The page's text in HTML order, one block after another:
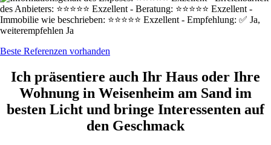
Beste Referenzen vorhanden
Ich präsentiere auch Ihr Haus oder Ihre
Wohnung in Weisenheim am Sand im
besten Licht und bringe Interessenten auf
den Geschmack